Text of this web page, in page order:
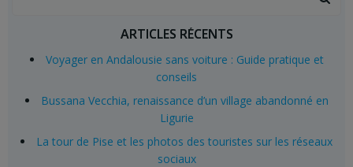
ARTICLES RÉCENTS
Voyager en Andalousie sans voiture : Guide pratique et
conseils
Bussana Vecchia, renaissance d’un village abandonné en
Ligurie
La tour de Pise et les photos des touristes sur les réseaux
sociaux